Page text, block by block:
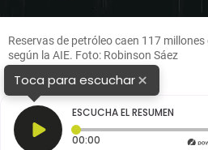
Reservas de petróleo caen 117
según la AIE. Foto: Robinson Sáez
Toca para escuchar×
ESCUCHA EL RESUMEN
00:00 Tiempo transcurrido: